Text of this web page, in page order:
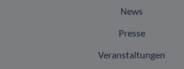
News
Presse
Veranstaltungen